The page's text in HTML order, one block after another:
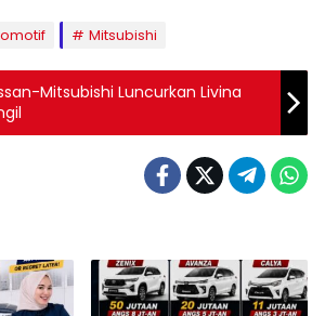
Mitsubishi
Mitsubishi Luncurkan Livina